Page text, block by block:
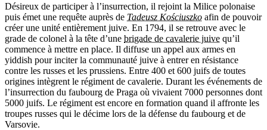
Désireux de participer à l’insurrection, il rejoint la Milice polonaise
puis émet une requête auprès de Tadeusz Kościuszko afin de pouvoir
créer une unité entièrement juive. En 1794, il se retrouve avec le
grade de colonel à la tête d’une brigade de cavalerie juive qu’il
commence à mettre en place. Il diffuse un appel aux armes en
yiddish pour inciter la communauté juive à entrer en résistance
contre les russes et les prussiens. Entre 400 et 600 juifs de toutes
origines intègrent le régiment de cavalerie. Durant les événements de
l’insurrection du faubourg de Praga où vivaient 7000 personnes dont
5000 juifs. Le régiment est encore en formation quand il affronte les
troupes russes qui le décime lors de la défense du faubourg et de
Varsovie.